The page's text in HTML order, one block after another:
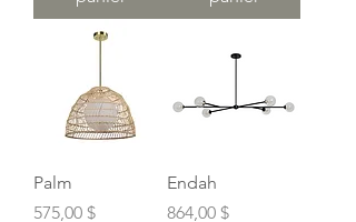
Palm
Prix
575,00 $
Endah
Prix
864,00 $